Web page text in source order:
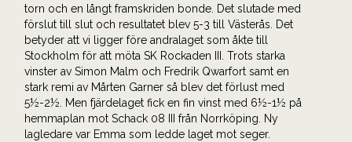
torn och en långt framskriden bonde. Det slutade med
förslut till slut och resultatet blev 5-3 till Västerås. Det
betyder att vi ligger före andralaget som åkte till
Stockholm för att möta SK Rockaden III. Trots starka
vinster av Simon Malm och Fredrik Qwarfort samt en
stark remi av Mårten Garner så blev det förlust med
5½-2½. Men fjärdelaget fick en fin vinst med 6½-1½ på
hemmaplan mot Schack 08 III från Norrköping. Ny
lagledare var Emma som ledde laget mot seger.